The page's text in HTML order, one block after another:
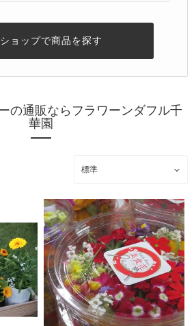
ョップで商品を探す
の通販ならフラワーンダフル千
華園